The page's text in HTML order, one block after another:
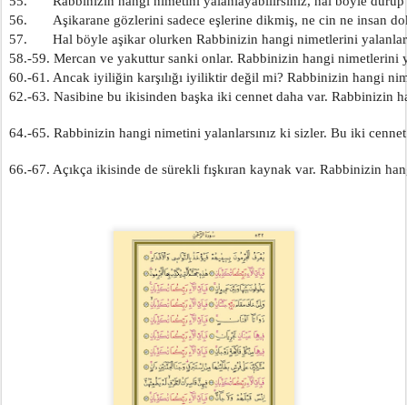
56.       Aşikarane gözlerini sadece eşlerine dikmiş, ne cin ne insan
57.       Hal böyle aşikar olurken Rabbinizin hangi nimetlerini
58.-59. Mercan ve yakuttur sanki onlar. Rabbinizin hangi nimetlerini
60.-61. Ancak iyiliğin karşılığı iyiliktir değil mi? Rabbinizin hangi
62.-63. Nasibine bu ikisinden başka iki cennet daha var. Rabbinizin
64.-65. Rabbinizin hangi nimetini yalanlarsınız ki sizler. Bu iki
66.-67. Açıkça ikisinde de sürekli fışkıran kaynak var. Rabbinizin